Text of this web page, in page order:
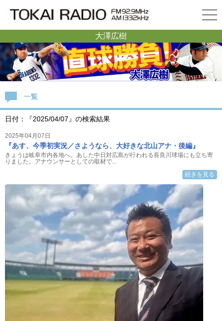
大澤広樹
一覧
日付：『2025/04/07』の検索結果
2025年04月07日
『あす、今季初実況／さようなら、大好きな北山アナ・後編』
きょうは岐阜市内各地へ。あした中日対広島が行われる長良川球場にも立ち寄
りました。アナウンサーとしての取材で...
続きを見る